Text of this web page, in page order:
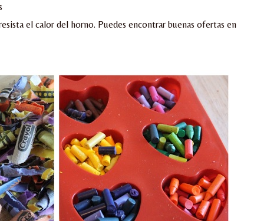
el calor del horno. Puedes encontrar buenas ofertas en